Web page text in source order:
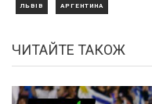
ЛЬВІВ АРГЕНТИНА
ЧИТАЙТЕ ТАКОЖ